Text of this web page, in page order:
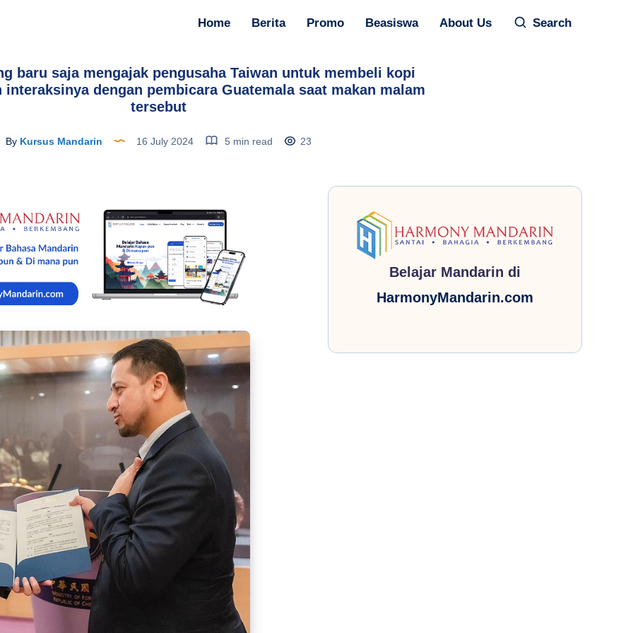
Home Berita Promo Beasiswa About Us Search
baru saja mengajak pengusaha Taiwan untuk membeli kopi
interaksinya dengan pembicara Guatemala saat makan malam
tersebut
ByKursus Mandarin 16 July 2024 5 min read 23
Belajar Mandarin di
HarmonyMandarin.com